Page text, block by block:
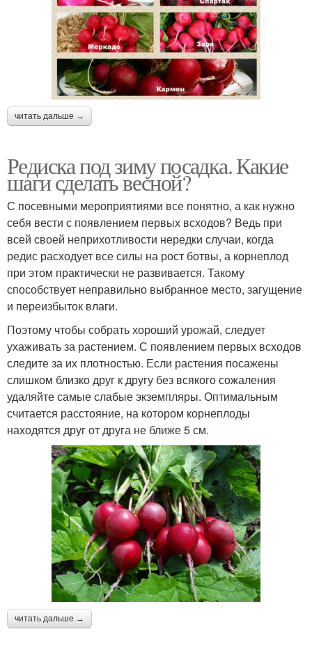
читать дальше →
Редиска под зиму посадка. Какие
шаги сделать весной?
С посевными мероприятиями все понятно, а как нужно
себя вести с появлением первых всходов? Ведь при
всей своей неприхотливости нередки случаи, когда
редис расходует все силы на рост ботвы, а корнеплод
при этом практически не развивается. Такому
способствует неправильно выбранное место, загущение
и переизбыток влаги.
Поэтому чтобы собрать хороший урожай, следует
ухаживать за растением. С появлением первых всходов
следите за их плотностью. Если растения посажены
слишком близко друг к другу без всякого сожаления
удаляйте самые слабые экземпляры. Оптимальным
считается расстояние, на котором корнеплоды
находятся друг от друга не ближе 5 см.
читать дальше →